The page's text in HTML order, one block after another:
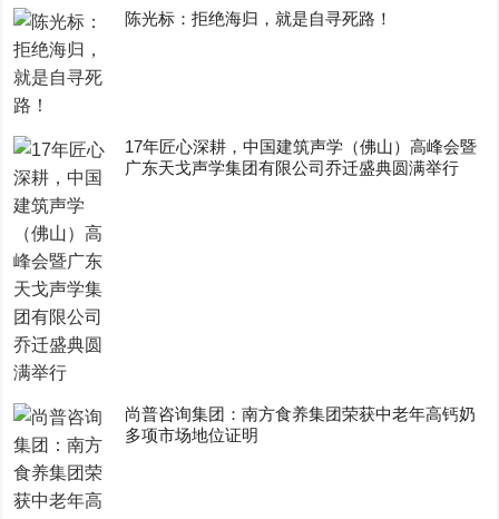
陈光标：拒绝海归，就是自寻死路！
17年匠心深耕，中国建筑声学（佛山）高峰会暨
广东天戈声学集团有限公司乔迁盛典圆满举行
尚普咨询集团：南方食养集团荣获中老年高钙奶
多项市场地位证明